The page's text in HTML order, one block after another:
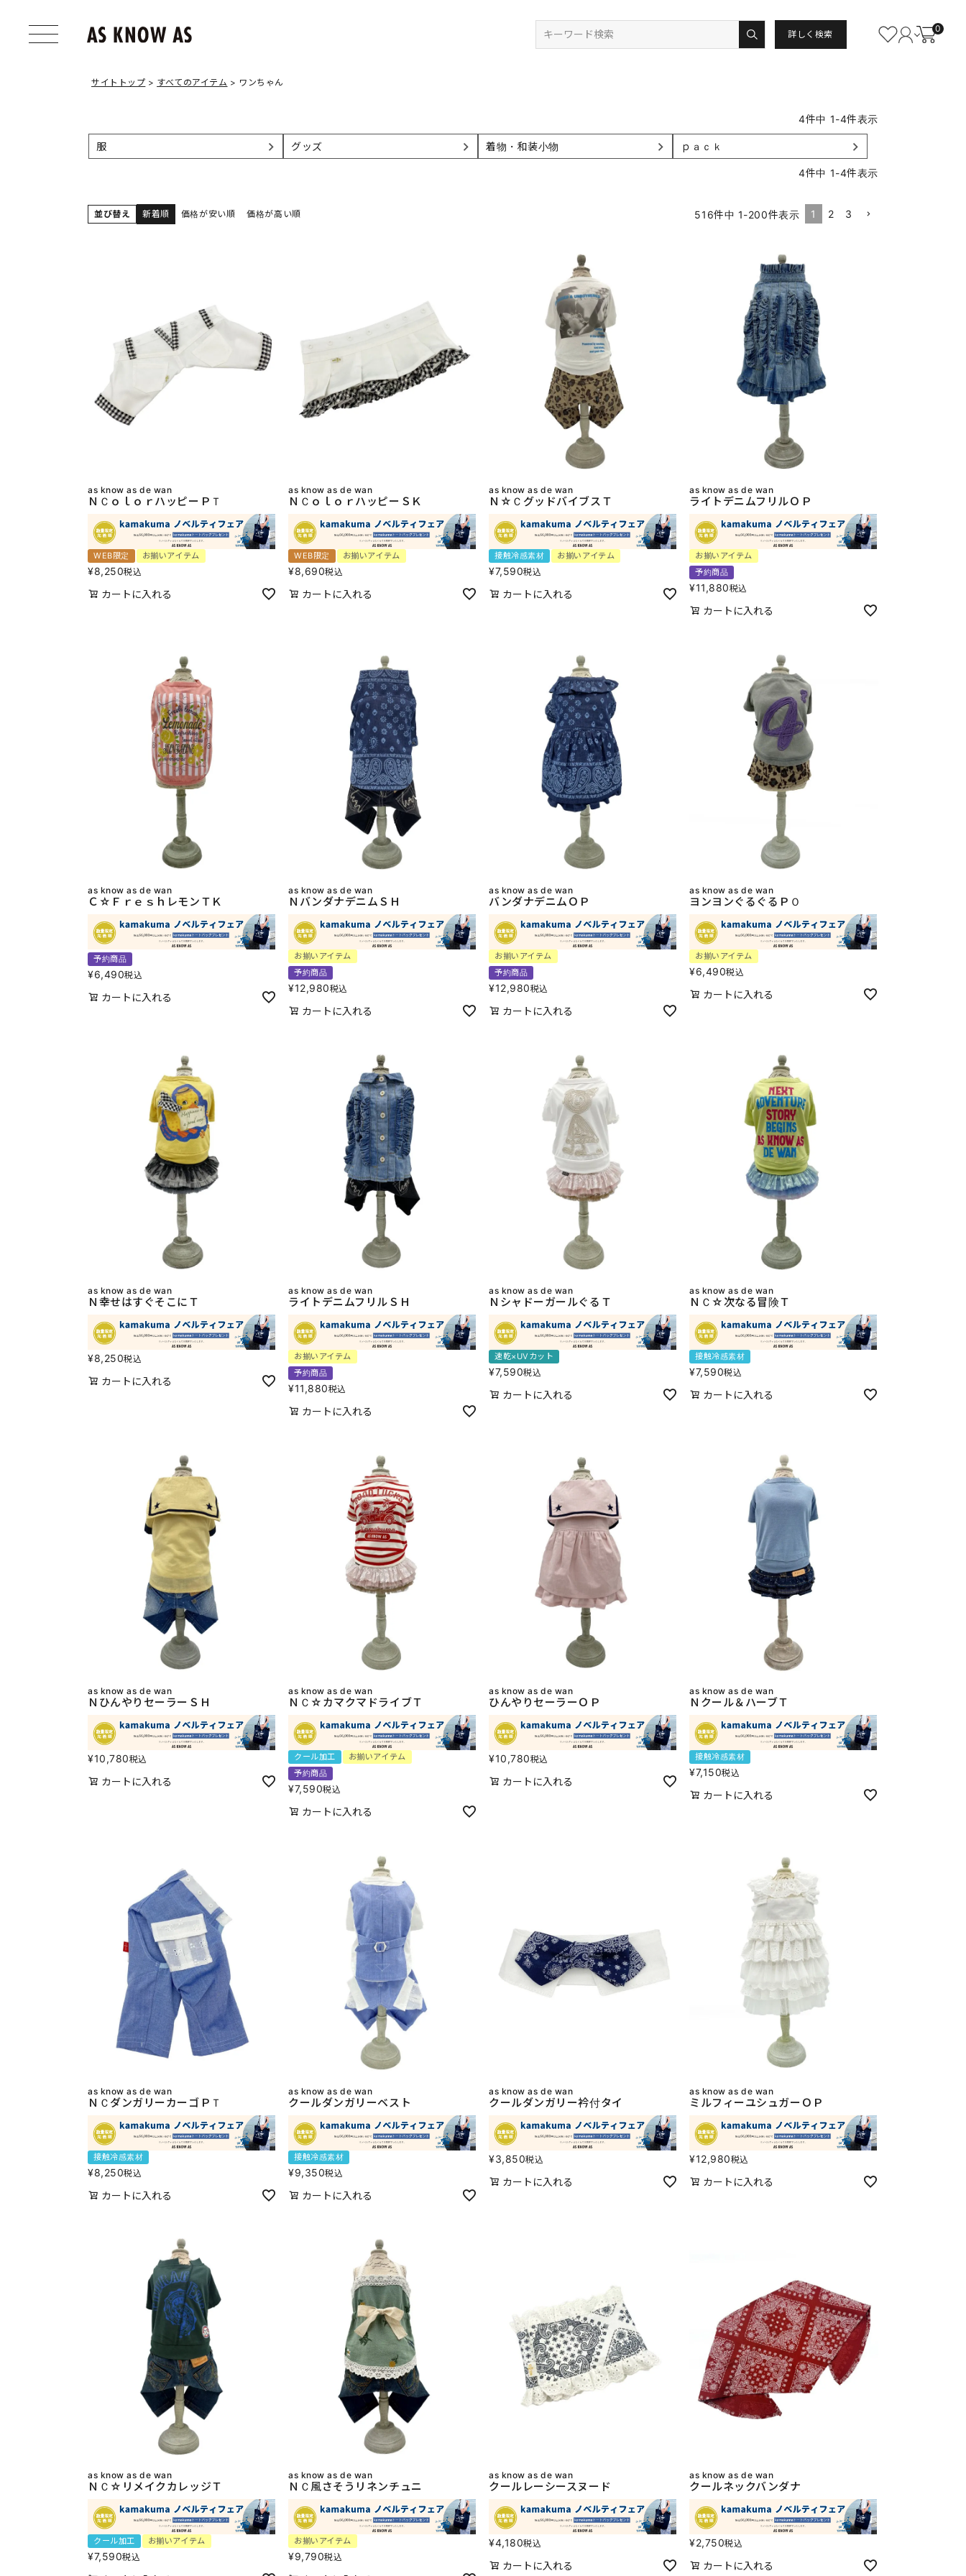
詳しく検索
0
サイトトップ すべてのアイテム ワンちゃん
4件中 1-4件表示
服 グッズ 着物・和装小物 ｐａｃｋ
4件中 1-4件表示
並び替え 新着順 価格が安い順 価格が高い順 516件中 1-200件表示 1 2 3
as know as de wan
ＮＣｏｌｏｒハッピーＰＴ
WEB限定 お揃いアイテム
¥8,250税込
カートに入れる
as know as de wan
ＮＣｏｌｏｒハッピーＳＫ
WEB限定 お揃いアイテム
¥8,690税込
カートに入れる
as know as de wan
Ｎ☆ＣグッドバイブスＴ
接触冷感素材 お揃いアイテム
¥7,590税込
カートに入れる
as know as de wan
ライトデニムフリルＯＰ
お揃いアイテム
予約商品
¥11,880税込
カートに入れる
as know as de wan
Ｃ☆ＦｒｅｓｈレモンＴＫ
予約商品
¥6,490税込
カートに入れる
as know as de wan
ＮバンダナデニムＳＨ
お揃いアイテム
予約商品
¥12,980税込
カートに入れる
as know as de wan
バンダナデニムＯＰ
お揃いアイテム
予約商品
¥12,980税込
カートに入れる
as know as de wan
ヨンヨンぐるぐるＰＯ
お揃いアイテム
¥6,490税込
カートに入れる
as know as de wan
Ｎ幸せはすぐそこにＴ
¥8,250税込
カートに入れる
as know as de wan
ライトデニムフリルＳＨ
お揃いアイテム
予約商品
¥11,880税込
カートに入れる
as know as de wan
ＮシャドーガールぐるＴ
速乾×UVカット
¥7,590税込
カートに入れる
as know as de wan
ＮＣ☆次なる冒険Ｔ
接触冷感素材
¥7,590税込
カートに入れる
as know as de wan
ＮひんやりセーラーＳＨ
¥10,780税込
カートに入れる
as know as de wan
ＮＣ☆カマクマドライブＴ
クール加工
お揃いアイテム
予約商品
¥7,590税込
カートに入れる
as know as de wan
ひんやりセーラーＯＰ
¥10,780税込
カートに入れる
as know as de wan
Ｎクール＆ハーブＴ
接触冷感素材
¥7,150税込
カートに入れる
as know as de wan
ＮＣダンガリーカーゴＰＴ
接触冷感素材
¥8,250税込
カートに入れる
as know as de wan
クールダンガリーベスト
接触冷感素材
¥9,350税込
カートに入れる
as know as de wan
クールダンガリー衿付タイ
¥3,850税込
カートに入れる
as know as de wan
ミルフィーユシュガーＯＰ
¥12,980税込
カートに入れる
as know as de wan
ＮＣ☆リメイクカレッジＴ
クール加工 お揃いアイテム
¥7,590税込
as know as de wan
ＮＣ風さそうリネンチュニ
お揃いアイテム
¥9,790税込
as know as de wan
クールレーシースヌード
¥4,180税込
カートに入れる
as know as de wan
クールネックバンダナ
¥2,750税込
カートに入れる